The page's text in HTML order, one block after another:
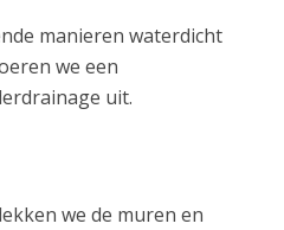
manieren waterdicht
we een
uit.
we de muren en